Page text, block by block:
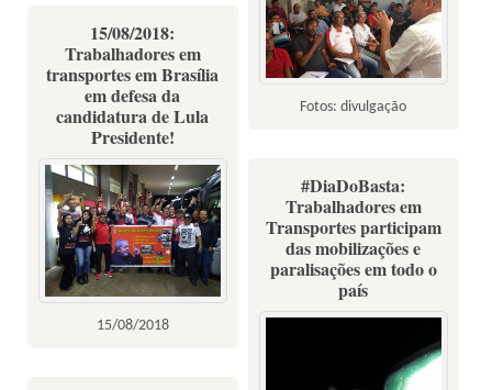
Fotos: divulgação
15/08/2018:
Trabalhadores em
transportes em Brasília
em defesa da
candidatura de Lula
Presidente!
15/08/2018
#DiaDoBasta:
Trabalhadores em
Transportes participam
das mobilizações e
paralisações em todo o
país